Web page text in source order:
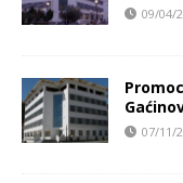
09/04/
07/11/